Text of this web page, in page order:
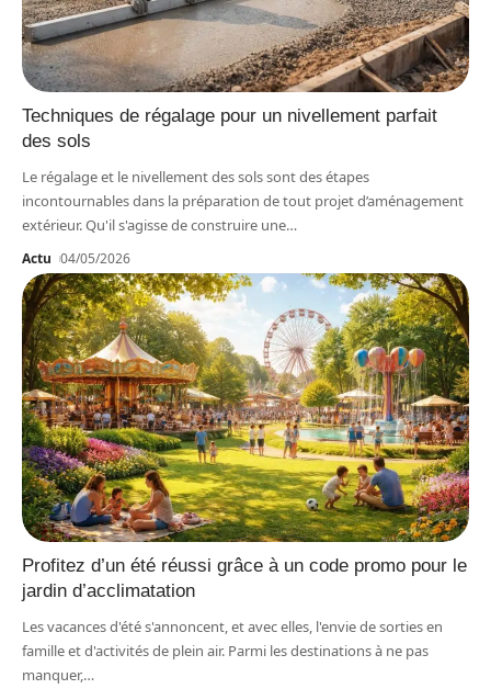
Techniques de régalage pour un nivellement parfait
des sols
Le régalage et le nivellement des sols sont des étapes
incontournables dans la préparation de tout projet d’aménagement
extérieur. Qu'il s'agisse de construire une…
Actu 04/05/2026
Profitez d’un été réussi grâce à un code promo pour le
jardin d’acclimatation
Les vacances d'été s'annoncent, et avec elles, l'envie de sorties en
famille et d'activités de plein air. Parmi les destinations à ne pas
manquer,…